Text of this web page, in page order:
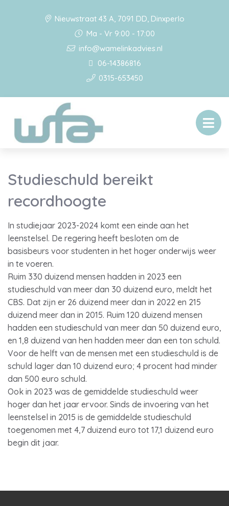
Nieuwstraat 43 A, 7091 DD, Dinxperlo
Ma - Vr 9:00 - 17:00
info@wamelinkadvies.nl
06-14386816
0315-653450
Studieschuld bereikt
recordhoogte
In studiejaar 2023-2024 komt een einde aan het
leenstelsel. De regering heeft besloten om de
basisbeurs voor studenten in het hoger onderwijs weer
in te voeren.
Ruim 330 duizend mensen hadden in 2023 een
studieschuld van meer dan 30 duizend euro, meldt het
CBS. Dat zijn er 26 duizend meer dan in 2022 en 215
duizend meer dan in 2015. Ruim 120 duizend mensen
hadden een studieschuld van meer dan 50 duizend euro,
en 1,8 duizend van hen hadden meer dan een ton schuld.
Voor de helft van de mensen met een studieschuld is de
schuld lager dan 10 duizend euro; 4 procent had minder
dan 500 euro schuld.
Ook in 2023 was de gemiddelde studieschuld weer
hoger dan het jaar ervoor. Sinds de invoering van het
leenstelsel in 2015 is de gemiddelde studieschuld
toegenomen met 4,7 duizend euro tot 17,1 duizend euro
begin dit jaar.